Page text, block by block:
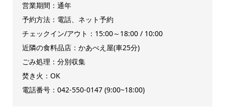
営業期間：通年
予約方法：電話、ネット予約
チェックイン/アウト：15:00～18:00 / 10:00
近隣の食料品店：かあべえ屋(車25分)
ごみ処理：分別収集
焚き火：OK
電話番号：042-550-0147 (9:00~18:00)